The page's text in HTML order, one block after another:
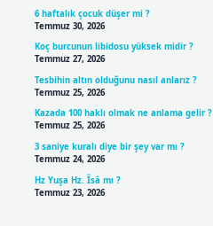
6 haftalık çocuk düşer mi ?
Temmuz 30, 2026
Koç burcunun libidosu yüksek midir ?
Temmuz 27, 2026
Tesbihin altın olduğunu nasıl anlarız ?
Temmuz 25, 2026
Kazada 100 haklı olmak ne anlama gelir ?
Temmuz 25, 2026
3 saniye kuralı diye bir şey var mı ?
Temmuz 24, 2026
Hz Yuşa Hz. Îsâ mı ?
Temmuz 23, 2026